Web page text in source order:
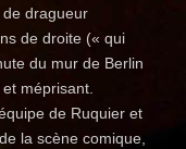
de dragueur
de droite (« qui
du mur de Berlin
méprisant.
de Ruquier et
la scène comique,